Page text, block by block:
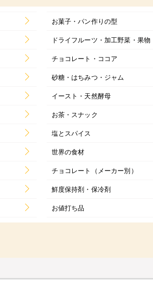
お菓子・パン作りの型
ドライフルーツ・加工野菜・果物
チョコレート・ココア
砂糖・はちみつ・ジャム
イースト・天然酵母
お茶・スナック
塩とスパイス
世界の食材
チョコレート（メーカー別）
鮮度保持剤・保冷剤
お値打ち品